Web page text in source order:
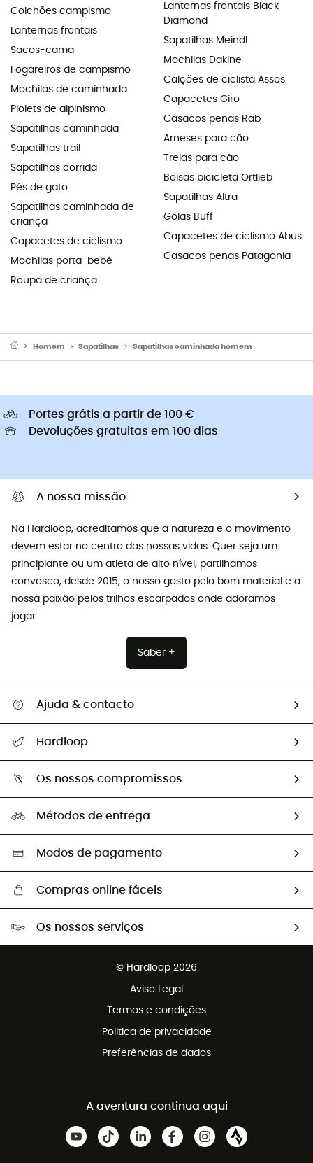
Colchões campismo
Lanternas frontais
Sacos-cama
Fogareiros de campismo
Mochilas de caminhada
Piolets de alpinismo
Sapatilhas caminhada
Sapatilhas trail
Sapatilhas corrida
Pés de gato
Sapatilhas caminhada de
criança
Capacetes de ciclismo
Mochilas porta-bebé
Roupa de criança
Lanternas frontais Black
Diamond
Sapatilhas Meindl
Mochilas Dakine
Calções de ciclista Assos
Capacetes Giro
Casacos penas Rab
Arneses para cão
Trelas para cão
Bolsas bicicleta Ortlieb
Sapatilhas Altra
Golas Buff
Capacetes de ciclismo Abus
Casacos penas Patagonia
Homem Sapatilhas Sapatilhas caminhada homem
Portes grátis a partir de 100 €
Devoluções gratuitas em 100 dias
A nossa missão
Na Hardloop, acreditamos que a natureza e o movimento
devem estar no centro das nossas vidas. Quer seja um
principiante ou um atleta de alto nível, partilhamos
convosco, desde 2015, o nosso gosto pelo bom material e a
nossa paixão pelos trilhos escarpados onde adoramos
jogar.
Saber +
Ajuda & contacto
Guia de tamanhos
Trocas & Devoluções
Hardloop
Os nossos embaixadores
Os nossos compromissos
Seleção eco-responsável
Métodos de entrega
Modos de pagamento
Compras online fáceis
Os nossos serviços
© Hardloop 2026
Aviso Legal
Termos e condições
Politica de privacidade
Preferências de dados
A aventura continua aqui